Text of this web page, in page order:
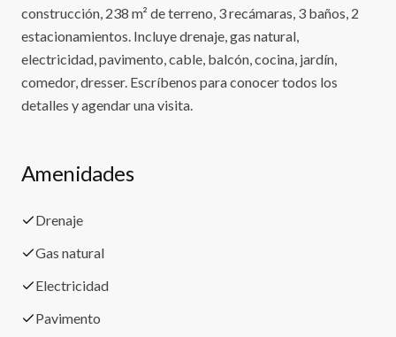
construcción, 238 m² de terreno, 3 recámaras, 3 baños, 2
estacionamientos. Incluye drenaje, gas natural,
electricidad, pavimento, cable, balcón, cocina, jardín,
comedor, dresser. Escríbenos para conocer todos los
detalles y agendar una visita.
Amenidades
Drenaje
Gas natural
Electricidad
Pavimento